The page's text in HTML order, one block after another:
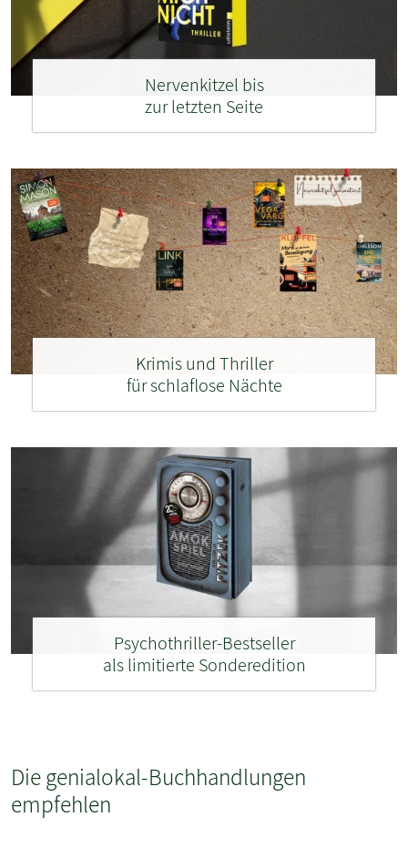
Nervenkitzel bis
zur letzten Seite
Krimis und Thriller
für schlaflose Nächte
Psychothriller-Bestseller
als limitierte Sonderedition
Die genialokal-Buchhandlungen
empfehlen